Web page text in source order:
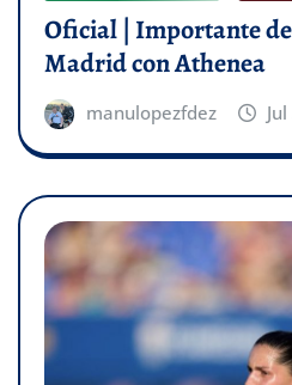
Oficial | Importante
Madrid con Athenea
manulopezfdez